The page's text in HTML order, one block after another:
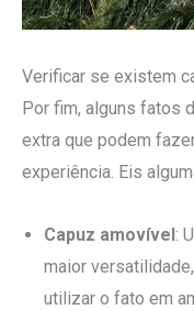
Verificar se existem
Por fim, alguns fatos
extra que podem
experiência. Eis
Capuz amovível:
maior
utilizar o fato em